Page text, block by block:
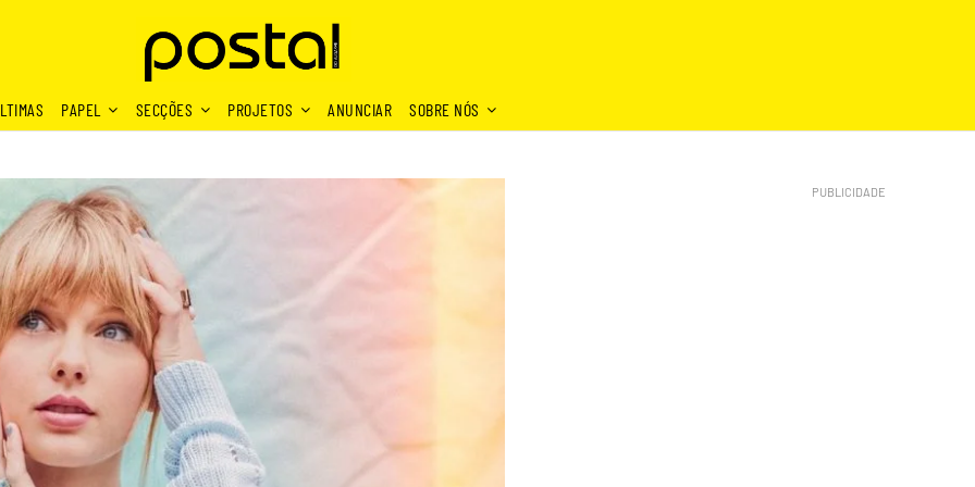
PAPEL SECÇÕES PROJETOS ANUNCIAR SOBRE NÓS